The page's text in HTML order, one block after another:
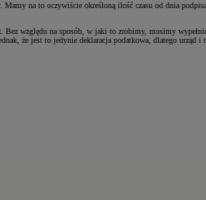
na to oczywiście określoną ilość czasu od dnia
. Bez względu na sposób, w jaki to zrobimy, musimy
że jest to jedynie deklaracja podatkowa, dlatego urząd i